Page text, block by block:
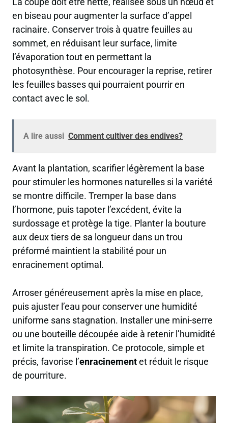
en biseau pour augmenter la surface d’appel
racinaire. Conserver trois à quatre feuilles au
sommet, en réduisant leur surface, limite
l’évaporation tout en permettant la
photosynthèse. Pour encourager la reprise, retirer
les feuilles basses qui pourraient pourrir en
contact avec le sol.
A lire aussi Comment cultiver des endives?
Avant la plantation, scarifier légèrement la base
pour stimuler les hormones naturelles si la variété
se montre difficile. Tremper la base dans
l’hormone, puis tapoter l’excédent, évite la
surdossage et protège la tige. Planter la bouture
aux deux tiers de sa longueur dans un trou
préformé maintient la stabilité pour un
enracinement optimal.
Arroser généreusement après la mise en place,
puis ajuster l’eau pour conserver une humidité
uniforme sans stagnation. Installer une mini-serre
ou une bouteille découpée aide à retenir l’humidité
et limite la transpiration. Ce protocole, simple et
précis, favorise l’enracinementet réduit le risque
de pourriture.